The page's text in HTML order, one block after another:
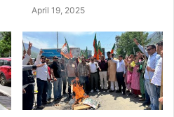
April 19, 2025